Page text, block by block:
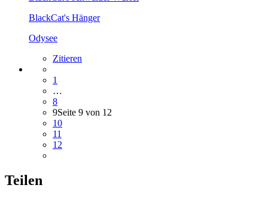
BlackCat's Hänger
Odysee
Zitieren
1
…
8
9Seite 9 von 12
10
11
12
Teilen